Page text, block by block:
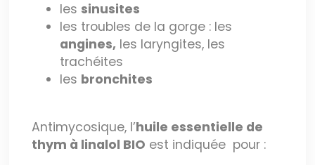
les sinusites
les troubles de la gorge : les
angines, les laryngites, les
trachéites
les bronchites
Antimycosique, l’huile essentielle de
thym à linalol BIO est indiquée pour :